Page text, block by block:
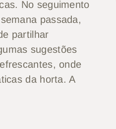
No seguimento
passada,
partilhar
sugestões
onde
da horta. A